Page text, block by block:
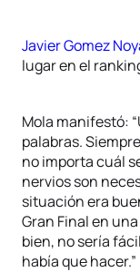
Javier Gomez
lugar en el
Mola manifestó:
palabras.
no importa cuál
nervios son
situación era
Gran Final en
bien, no sería
había que hacer.”